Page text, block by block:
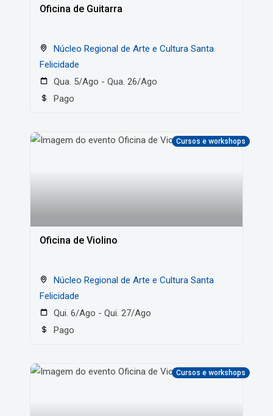
Oficina de Guitarra
Felicidade
Qua. 5/Ago - Qua. 26/Ago
Pago
Cursos e workshops
Oficina de Violino
Felicidade
Qui. 6/Ago - Qui. 27/Ago
Pago
Cursos e workshops